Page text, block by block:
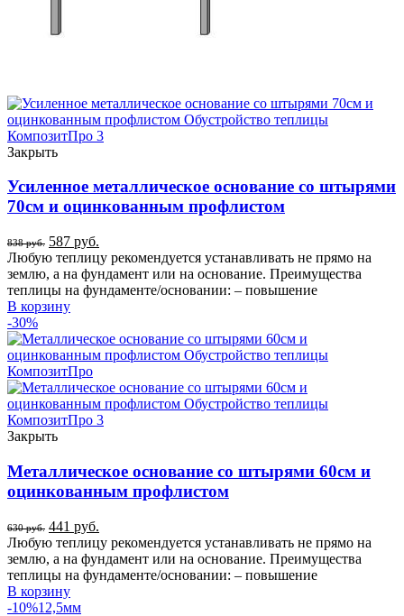
Закрыть
Усиленное металлическое основание со штырями
70см и оцинкованным профлистом
838руб. 587 руб.
Любую теплицу рекомендуется устанавливать не прямо на
землю, а на фундамент или на основание. Преимущества
теплицы на фундаменте/основании: – повышение
В корзину
-30%
Закрыть
Металлическое основание со штырями 60см и
оцинкованным профлистом
630руб. 441 руб.
Любую теплицу рекомендуется устанавливать не прямо на
землю, а на фундамент или на основание. Преимущества
теплицы на фундаменте/основании: – повышение
В корзину
-10%12,5мм